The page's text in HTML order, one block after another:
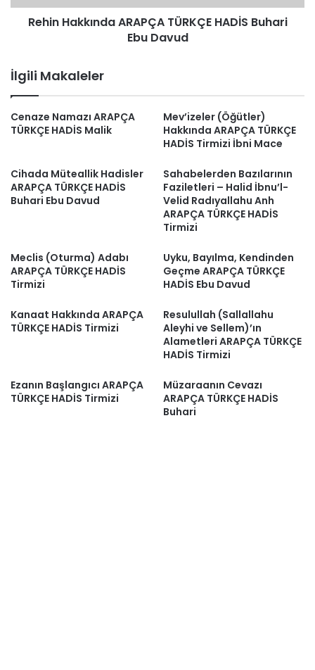
Rehin Hakkında ARAPÇA TÜRKÇE HADİS Buhari
Ebu Davud
İlgili Makaleler
Cenaze Namazı ARAPÇA
TÜRKÇE HADİS Malik
Mev’izeler (Öğütler)
Hakkında ARAPÇA TÜRKÇE
HADİS Tirmizi İbni Mace
Cihada Müteallik Hadisler
ARAPÇA TÜRKÇE HADİS
Buhari Ebu Davud
Sahabelerden Bazılarının
Faziletleri – Halid İbnu’l-
Velid Radıyallahu Anh
ARAPÇA TÜRKÇE HADİS
Tirmizi
Meclis (Oturma) Adabı
ARAPÇA TÜRKÇE HADİS
Tirmizi
Uyku, Bayılma, Kendinden
Geçme ARAPÇA TÜRKÇE
HADİS Ebu Davud
Kanaat Hakkında ARAPÇA
TÜRKÇE HADİS Tirmizi
Resulullah (Sallallahu
Aleyhi ve Sellem)’ın
Alametleri ARAPÇA TÜRKÇE
HADİS Tirmizi
Ezanın Başlangıcı ARAPÇA
TÜRKÇE HADİS Tirmizi
Müzaraanın Cevazı
ARAPÇA TÜRKÇE HADİS
Buhari